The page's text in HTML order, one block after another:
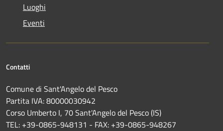
Luoghi
Eventi
Contatti
Comune di Sant'Angelo del Pesco
Partita IVA: 80000030942
Corso Umberto I, 70 Sant'Angelo del Pesco (IS)
TEL: +39-0865-948131 - FAX: +39-0865-948267